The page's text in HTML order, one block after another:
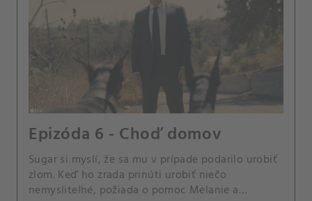
Epizóda 6 - Choď domov
Sugar si myslí, že sa mu v prípade podarilo urobiť
zlom. Keď ho zrada prinúti urobiť niečo
nemysliteľné, požiada o pomoc Melanie a